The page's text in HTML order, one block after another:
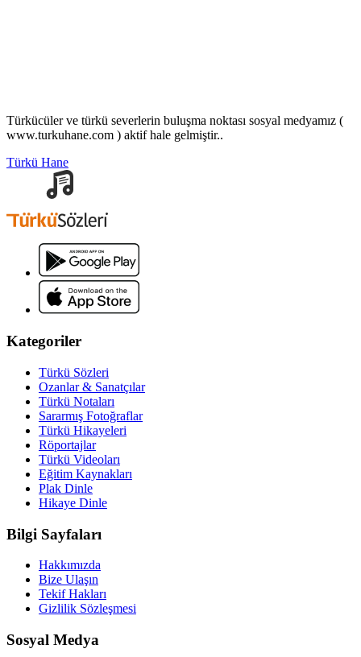
Türkücüler ve türkü severlerin buluşma noktası sosyal medyamız (
www.turkuhane.com ) aktif hale gelmiştir..
Türkü Hane
Kategoriler
Türkü Sözleri
Ozanlar & Sanatçılar
Türkü Notaları
Sararmış Fotoğraflar
Türkü Hikayeleri
Röportajlar
Türkü Videoları
Eğitim Kaynakları
Plak Dinle
Hikaye Dinle
Bilgi Sayfaları
Hakkımızda
Bize Ulaşın
Tekif Hakları
Gizlilik Sözleşmesi
Sosyal Medya